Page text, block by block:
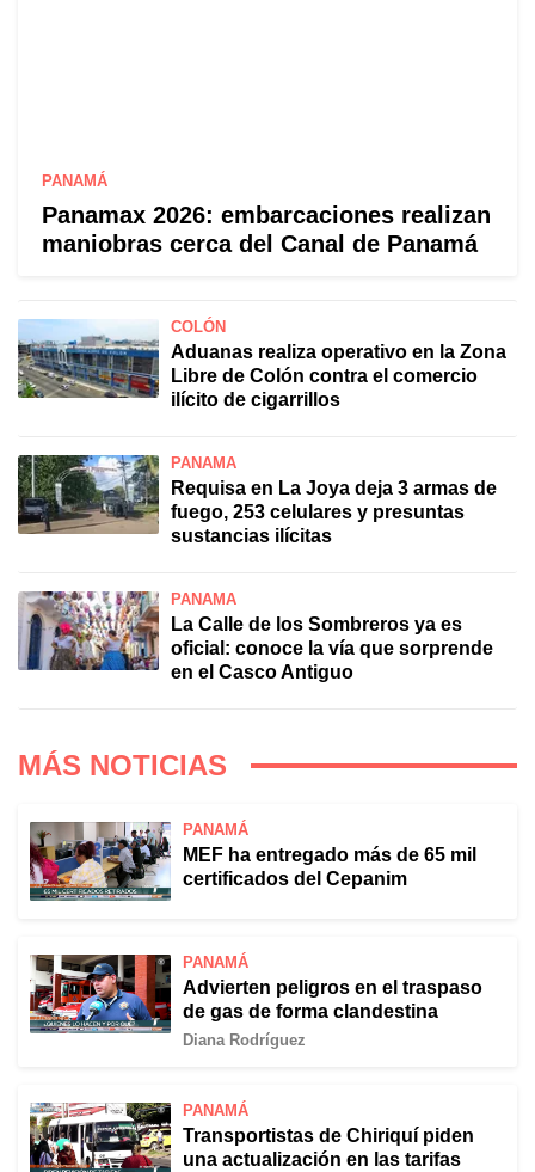
PANAMÁ
Panamax 2026: embarcaciones realizan
maniobras cerca del Canal de Panamá
COLÓN
Aduanas realiza operativo en la Zona
Libre de Colón contra el comercio
ilícito de cigarrillos
PANAMÁ
Requisa en La Joya deja 3 armas de
fuego, 253 celulares y presuntas
sustancias ilícitas
PANAMÁ
La Calle de los Sombreros ya es
oficial: conoce la vía que sorprende
en el Casco Antiguo
MÁS NOTICIAS
PANAMÁ
MEF ha entregado más de 65 mil
certificados del Cepanim
PANAMÁ
Advierten peligros en el traspaso
de gas de forma clandestina
Diana Rodríguez
PANAMÁ
Transportistas de Chiriquí piden
una actualización en las tarifas